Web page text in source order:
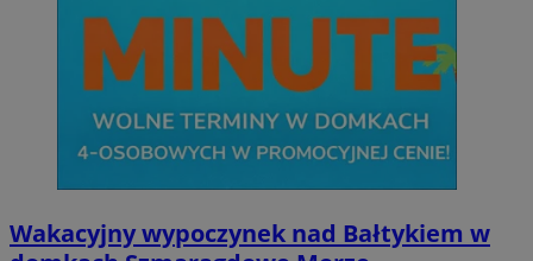
Wakacyjny wypoczynek nad Bałtykiem w